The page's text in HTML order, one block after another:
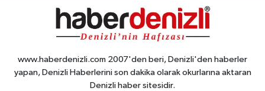
www.haberdenizli.com 2007'den beri, Denizli'den haberler
yapan, Denizli Haberlerini son dakika olarak okurlarına aktaran
Denizli haber sitesidir.